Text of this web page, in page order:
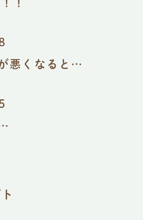
！
悪くなると…